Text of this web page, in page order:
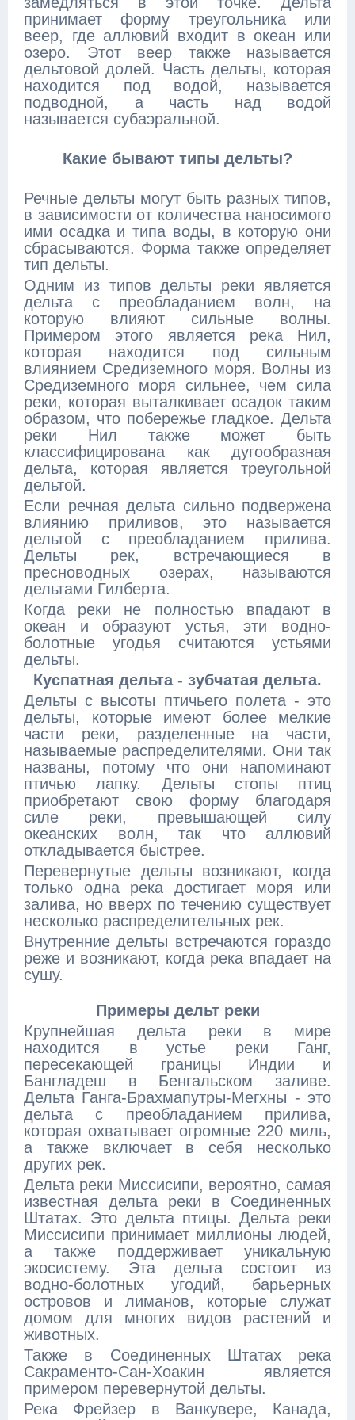
принимает форму треугольника или
веер, где аллювий входит в океан или
озеро. Этот веер также называется
дельтовой долей. Часть дельты, которая
находится под водой, называется
подводной, а часть над водой
называется субаэральной.
Какие бывают типы дельты?
Речные дельты могут быть разных типов,
в зависимости от количества наносимого
ими осадка и типа воды, в которую они
сбрасываются. Форма также определяет
тип дельты.
Одним из типов дельты реки является
дельта с преобладанием волн, на
которую влияют сильные волны.
Примером этого является река Нил,
которая находится под сильным
влиянием Средиземного моря. Волны из
Средиземного моря сильнее, чем сила
реки, которая выталкивает осадок таким
образом, что побережье гладкое. Дельта
реки Нил также может быть
классифицирована как дугообразная
дельта, которая является треугольной
дельтой.
Если речная дельта сильно подвержена
влиянию приливов, это называется
дельтой с преобладанием прилива.
Дельты рек, встречающиеся в
пресноводных озерах, называются
дельтами Гилберта.
Когда реки не полностью впадают в
океан и образуют устья, эти водно-
болотные угодья считаются устьями
дельты.
Куспатная дельта - зубчатая дельта.
Дельты с высоты птичьего полета - это
дельты, которые имеют более мелкие
части реки, разделенные на части,
называемые распределителями. Они так
названы, потому что они напоминают
птичью лапку. Дельты стопы птиц
приобретают свою форму благодаря
силе реки, превышающей силу
океанских волн, так что аллювий
откладывается быстрее.
Перевернутые дельты возникают, когда
только одна река достигает моря или
залива, но вверх по течению существует
несколько распределительных рек.
Внутренние дельты встречаются гораздо
реже и возникают, когда река впадает на
сушу.
Примеры дельт реки
Крупнейшая дельта реки в мире
находится в устье реки Ганг,
пересекающей границы Индии и
Бангладеш в Бенгальском заливе.
Дельта Ганга-Брахмапутры-Мегхны - это
дельта с преобладанием прилива,
которая охватывает огромные 220 миль,
а также включает в себя несколько
других рек.
Дельта реки Миссисипи, вероятно, самая
известная дельта реки в Соединенных
Штатах. Это дельта птицы. Дельта реки
Миссисипи принимает миллионы людей,
а также поддерживает уникальную
экосистему. Эта дельта состоит из
водно-болотных угодий, барьерных
островов и лиманов, которые служат
домом для многих видов растений и
животных.
Также в Соединенных Штатах река
Сакраменто-Сан-Хоакин является
примером перевернутой дельты.
Река Фрейзер в Ванкувере, Канада,